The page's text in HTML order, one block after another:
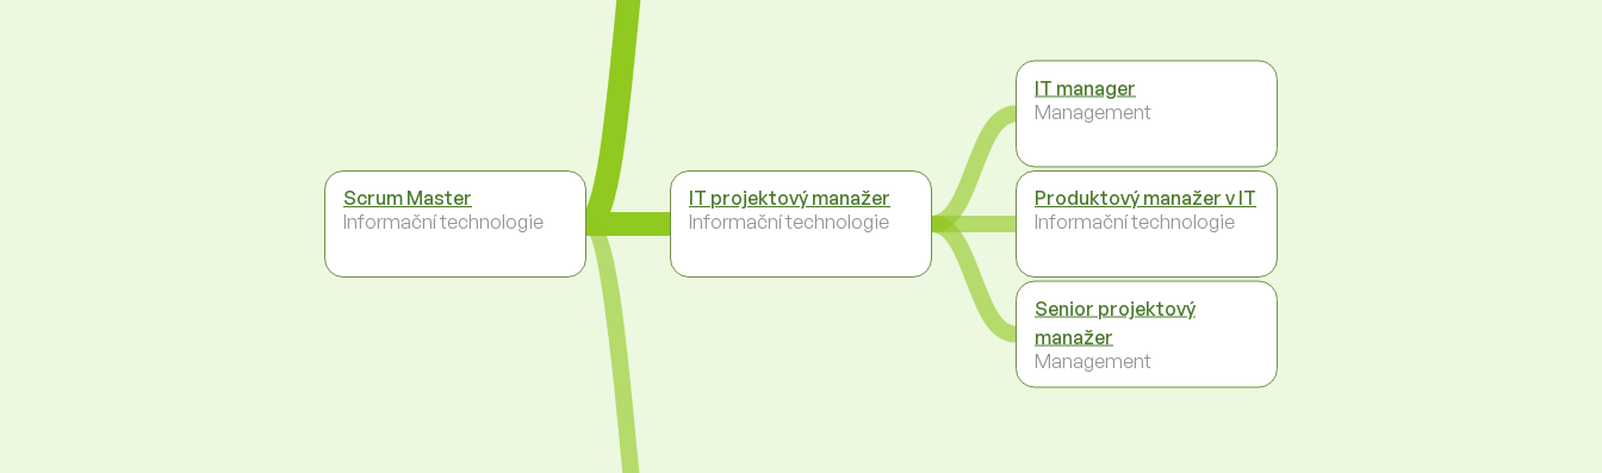
Scrum Master
Informační technologie
IT projektový manažer
Informační technologie
IT manager
Management
Produktový manažer v IT
Informační technologie
Senior projektový
manažer
Management